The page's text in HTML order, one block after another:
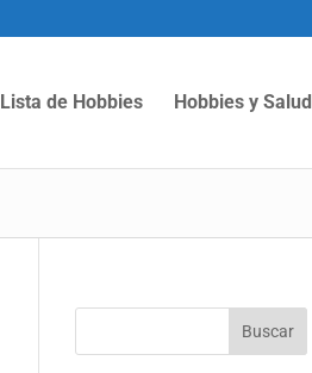
Lista de Hobbies Hobbies y Salud